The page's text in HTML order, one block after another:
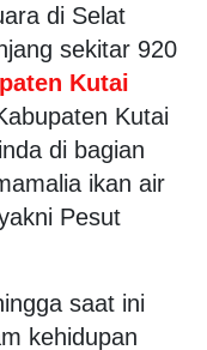
di Selat
sekitar 920
Kutai
Kutai
di bagian
ikan air
Pesut
saat ini
kehidupan